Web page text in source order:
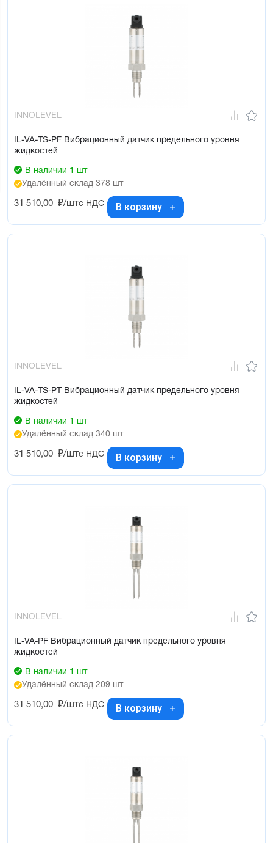
INNOLEVEL
IL-VA-TS-PF Вибрационный датчик предельного уровня
жидкостей
В наличии 1 шт
Удалённый склад 378 шт
31 510,00 ₽/штс НДС В корзину
INNOLEVEL
IL-VA-TS-PT Вибрационный датчик предельного уровня
жидкостей
В наличии 1 шт
Удалённый склад 340 шт
31 510,00 ₽/штс НДС В корзину
INNOLEVEL
IL-VA-PF Вибрационный датчик предельного уровня
жидкостей
В наличии 1 шт
Удалённый склад 209 шт
31 510,00 ₽/штс НДС В корзину